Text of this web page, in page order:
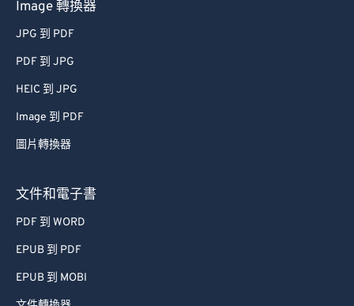
Image 轉換器
JPG 到 PDF
PDF 到 JPG
HEIC 到 JPG
Image 到 PDF
圖片轉換器
文件和電子書
PDF 到 WORD
EPUB 到 PDF
EPUB 到 MOBI